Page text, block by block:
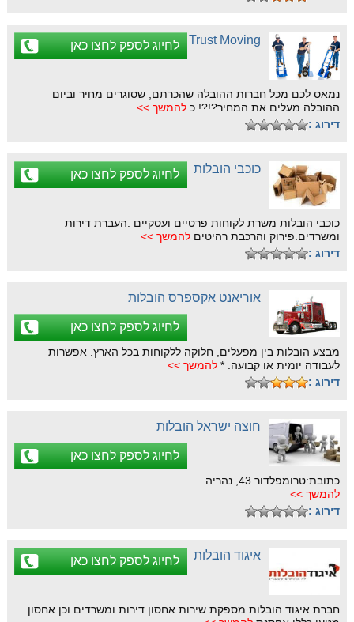
Trust Moving לחיוג לספק לחצו כאן
נמאס לכם מכל חברות ההובלה שהכרתם, שסוגרים מחיר וביום
ההובלה מעלים את המחיר?!?! כ להמשך >>
דירוג :
כוכבי הובלות לחיוג לספק לחצו כאן
כוכבי הובלות משרת לקוחות פרטיים ועסקיים .העברת דירות
ומשרדים.פירוק והרכבת רהיטים להמשך >>
דירוג :
אוריאנט אקספרס הובלות
לחיוג לספק לחצו כאן
מבצע הובלות בין מפעלים, חלוקה ללקוחות בכל הארץ. אפשרות
לעבודה יומית או קבועה. * להמשך >>
דירוג :
חוצה ישראל הובלות
לחיוג לספק לחצו כאן
כתובת:טרומפלדור 43, נהריה
להמשך >>
דירוג :
איגוד הובלות לחיוג לספק לחצו כאן
חברת איגוד הובלות מספקת שירות אחסון דירות ומשרדים וכן אחסון